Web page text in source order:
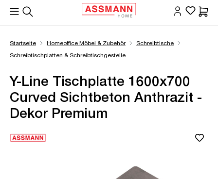
springen
Startseite Homeoffice Möbel & Zubehör
Schreibtische
Schreibtischplatten & Schreibtischgestelle
Y-Line Tischplatte 1600x700
Curved Sichtbeton Anthrazit -
Dekor Premium